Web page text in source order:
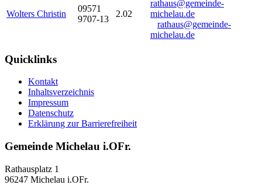
Wolters Christin
09571
9707-13
2.02
rathaus@gemeinde-
michelau.de
Quicklinks
Kontakt
Inhaltsverzeichnis
Impressum
Datenschutz
Erklärung zur Barrierefreiheit
Gemeinde Michelau i.OFr.
Rathausplatz 1
96247 Michelau i.OFr.